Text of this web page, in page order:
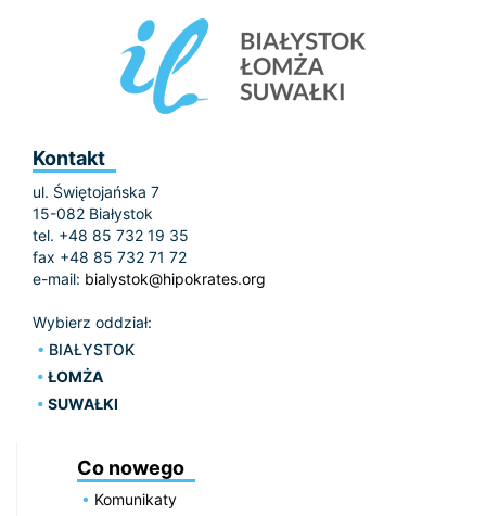
Kontakt
ul. Świętojańska 7
15-082 Białystok
tel. +48 85 732 19 35
fax +48 85 732 71 72
e-mail: bialystok@hipokrates.org
Wybierz oddział:
BIAŁYSTOK
ŁOMŻA
SUWAŁKI
Co nowego
Komunikaty